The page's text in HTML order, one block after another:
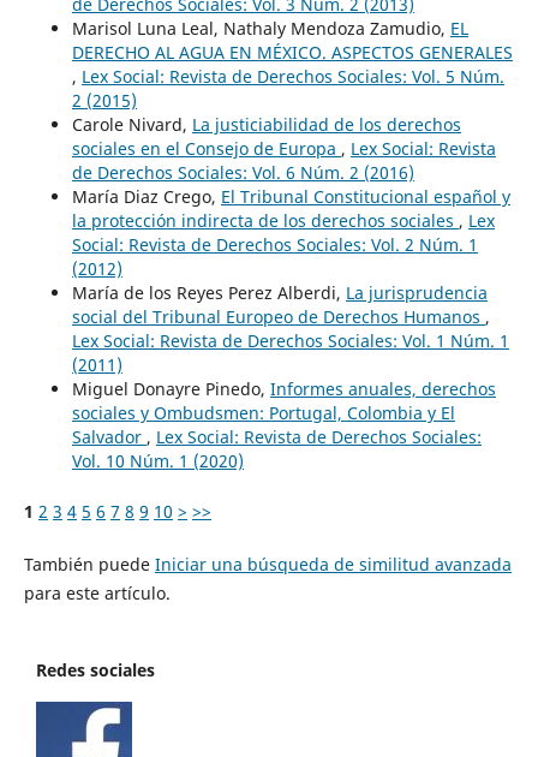
Marisol Luna Leal, Nathaly Mendoza Zamudio, EL
DERECHO AL AGUA EN MÉXICO. ASPECTOS GENERALES
, Lex Social: Revista de Derechos Sociales: Vol. 5 Núm.
2 (2015)
Carole Nivard, La justiciabilidad de los derechos
sociales en el Consejo de Europa , Lex Social: Revista
de Derechos Sociales: Vol. 6 Núm. 2 (2016)
María Diaz Crego, El Tribunal Constitucional español y
la protección indirecta de los derechos sociales , Lex
Social: Revista de Derechos Sociales: Vol. 2 Núm. 1
(2012)
María de los Reyes Perez Alberdi, La jurisprudencia
social del Tribunal Europeo de Derechos Humanos ,
Lex Social: Revista de Derechos Sociales: Vol. 1 Núm. 1
(2011)
Miguel Donayre Pinedo, Informes anuales, derechos
sociales y Ombudsmen: Portugal, Colombia y El
Salvador , Lex Social: Revista de Derechos Sociales:
Vol. 10 Núm. 1 (2020)
1 2 3 4 5 6 7 8 9 10 > >>
También puede Iniciar una búsqueda de similitud avanzada
para este artículo.
Redes sociales